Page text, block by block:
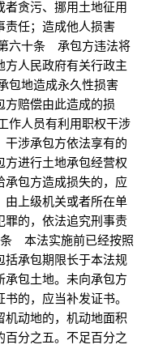
贪污、挪用土地征用
任；造成他人损害
十条 承包方违法将
人民政府有关行政主
地造成永久性损害
方赔偿由此造成的损
人员有利用职权干涉
涉承包方依法享有的
进行土地承包经营权
承包方造成损失的，应
由上级机关或者所在单
罪的，依法追究刑事责
法实施前已经按照
括承包期限长于本法规
包土地。未向承包方
的，应当补发证书。
动地的，机动地面积
分之五。不足百分之